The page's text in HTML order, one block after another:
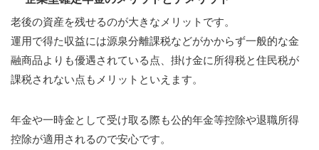
老後の資産を残せるのが大きなメリットです。
運用で得た収益には源泉分離課税などがかからず一般的な金
融商品よりも優遇されている点、掛け金に所得税と住民税が
課税されない点もメリットといえます。
年金や一時金として受け取る際も公的年金等控除や退職所得
控除が適用されるので安心です。